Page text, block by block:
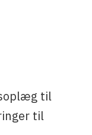
til
til